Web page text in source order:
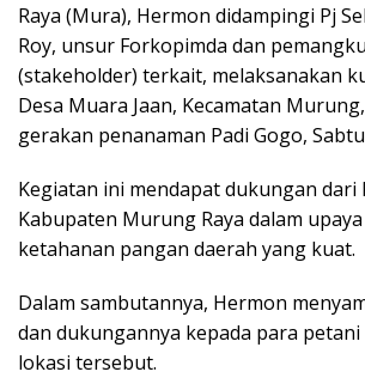
Raya (Mura), Hermon didampingi Pj
Roy, unsur Forkopimda dan
(stakeholder) terkait, melaksanakan
Desa Muara Jaan, Kecamatan
gerakan penanaman Padi Gogo,
Kegiatan ini mendapat dukungan dari
Kabupaten Murung Raya dalam
ketahanan pangan daerah yang kuat.
Dalam sambutannya, Hermon
dan dukungannya kepada para petani
lokasi tersebut.